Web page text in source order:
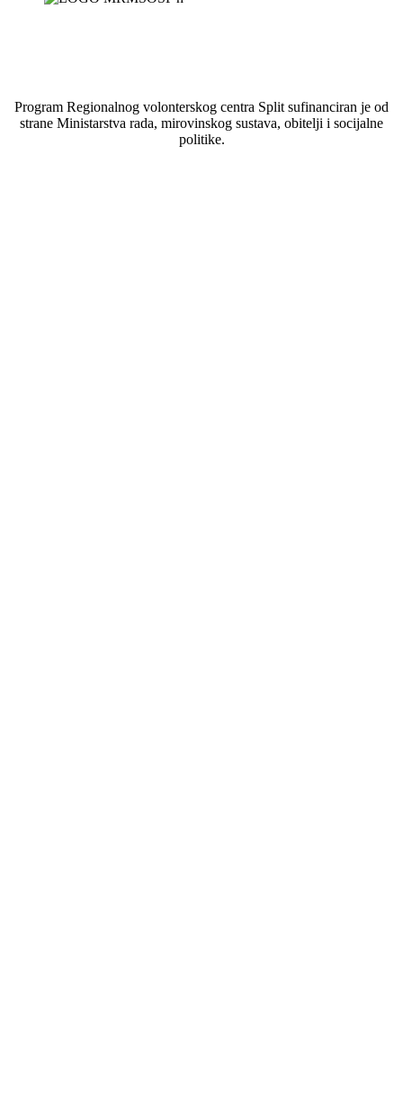
Program Regionalnog volonterskog centra Split sufinanciran je od
strane Ministarstva rada, mirovinskog sustava, obitelji i socijalne
politike.